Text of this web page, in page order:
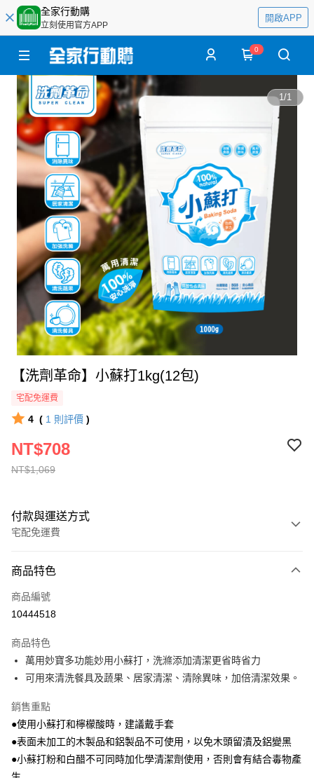
全家行動購
立刻使用官方APP
開啟APP
0
1/1
【洗劑革命】小蘇打1kg(12包)
宅配免運費
4 ( 1 則評價 )
NT$1,069
NT$708
付款與運送方式
宅配免運費
全家線上支付
運送方式
本島宅配-活動商品
免運費
離島宅配-常溫商品
免運費
商品特色
商品編號
10444518
商品特色
萬用妙寶多功能妙用小蘇打，洗滌添加清潔更省時省力
可用來清洗餐具及蔬果、居家清潔、清除異味，加倍清潔效果。
銷售重點
●使用小蘇打和檸檬酸時，建議戴手套
●表面未加工的木製品和鋁製品不可使用，以免木頭留漬及鋁變黑
●小蘇打粉和白醋不可同時加化學清潔劑使用，否則會有結合毒物產